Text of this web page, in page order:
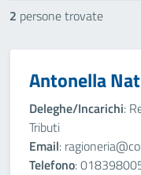
2 persone trovate
Antonella
Deleghe/Incarichi:
Tributi
Email:
Telefono: